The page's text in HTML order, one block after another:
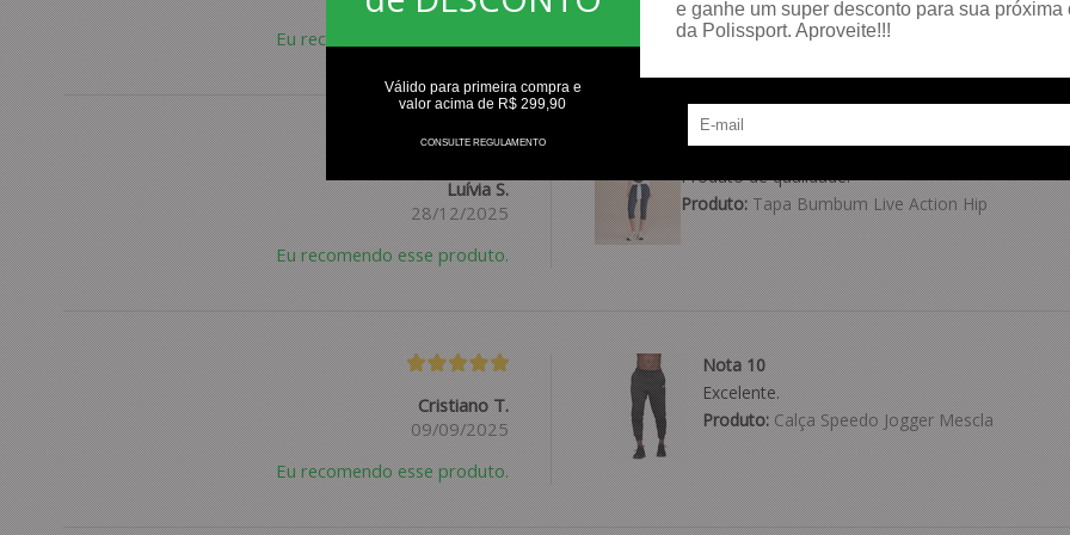
Válido para primeira compra e
valor acima de R$ 299,90
CONSULTE REGULAMENTO
e ganhe um super desconto para sua próxima
da Polissport. Aproveite!!!
Eu recomendo esse produto.
Luívia S.
28/12/2025
Eu recomendo esse produto.
Produto de qualidade e chegou certinho
Produto de qualidade.
Produto:Tapa Bumbum Live Action Hip
Cristiano T.
09/09/2025
Eu recomendo esse produto.
Nota 10
Excelente.
Produto:Calça Speedo Jogger Mescla